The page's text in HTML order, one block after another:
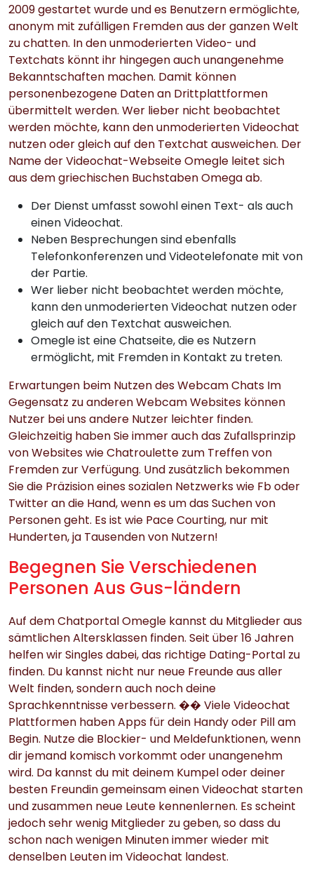
2009 gestartet wurde und es Benutzern ermöglichte,
anonym mit zufälligen Fremden aus der ganzen Welt
zu chatten. In den unmoderierten Video- und
Textchats könnt ihr hingegen auch unangenehme
Bekanntschaften machen. Damit können
personenbezogene Daten an Drittplattformen
übermittelt werden. Wer lieber nicht beobachtet
werden möchte, kann den unmoderierten Videochat
nutzen oder gleich auf den Textchat ausweichen. Der
Name der Videochat-Webseite Omegle leitet sich
aus dem griechischen Buchstaben Omega ab.
Der Dienst umfasst sowohl einen Text- als auch
einen Videochat.
Neben Besprechungen sind ebenfalls
Telefonkonferenzen und Videotelefonate mit von
der Partie.
Wer lieber nicht beobachtet werden möchte,
kann den unmoderierten Videochat nutzen oder
gleich auf den Textchat ausweichen.
Omegle ist eine Chatseite, die es Nutzern
ermöglicht, mit Fremden in Kontakt zu treten.
Erwartungen beim Nutzen des Webcam Chats Im
Gegensatz zu anderen Webcam Websites können
Nutzer bei uns andere Nutzer leichter finden.
Gleichzeitig haben Sie immer auch das Zufallsprinzip
von Websites wie Chatroulette zum Treffen von
Fremden zur Verfügung. Und zusätzlich bekommen
Sie die Präzision eines sozialen Netzwerks wie Fb oder
Twitter an die Hand, wenn es um das Suchen von
Personen geht. Es ist wie Pace Courting, nur mit
Hunderten, ja Tausenden von Nutzern!
Begegnen Sie Verschiedenen
Personen Aus Gus-ländern
Auf dem Chatportal Omegle kannst du Mitglieder aus
sämtlichen Altersklassen finden. Seit über 16 Jahren
helfen wir Singles dabei, das richtige Dating-Portal zu
finden. Du kannst nicht nur neue Freunde aus aller
Welt finden, sondern auch noch deine
Sprachkenntnisse verbessern. �� Viele Videochat
Plattformen haben Apps für dein Handy oder Pill am
Begin. Nutze die Blockier- und Meldefunktionen, wenn
dir jemand komisch vorkommt oder unangenehm
wird. Da kannst du mit deinem Kumpel oder deiner
besten Freundin gemeinsam einen Videochat starten
und zusammen neue Leute kennenlernen. Es scheint
jedoch sehr wenig Mitglieder zu geben, so dass du
schon nach wenigen Minuten immer wieder mit
denselben Leuten im Videochat landest.